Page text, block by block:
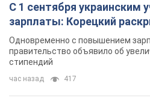
С 1 сентября украинским
зарплаты: Корецкий
Одновременно с повышением
правительство объявило об
стипендий
час назад 417